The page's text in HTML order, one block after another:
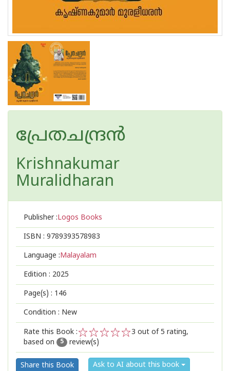
പ്രേതചന്ദ്രൻ
Krishnakumar
Muralidharan
Publisher :Logos Books
ISBN : 9789393578983
Language :Malayalam
Edition : 2025
Page(s) : 146
Condition : New
Rate this Book :
2
1
3 out of 5 rating,
based on
5 review(s)
Share this Book Ask to AI about this book